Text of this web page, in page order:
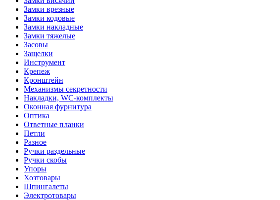
Замки врезные
Замки кодовые
Замки накладные
Замки тяжелые
Засовы
Защелки
Инструмент
Крепеж
Кронштейн
Механизмы секретности
Накладки, WC-комплекты
Оконная фурнитура
Оптика
Ответные планки
Петли
Разное
Ручки раздельные
Ручки скобы
Упоры
Хозтовары
Шпингалеты
Электротовары